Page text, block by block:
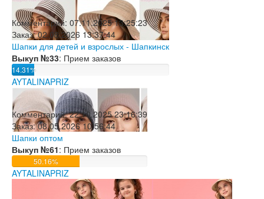
Комментарий: 07.11.2025 13:25:23
Заказ:02.08.2026 13:37:44
Шапки для детей и взрослых - Шапкинск
Выкуп №33: Прием заказов
14.31%
AYTALINAPRIZ
Комментарий:22.10.2025 23:16:39
Заказ:08.05.2026 10:56:44
Шапки оптом
Выкуп №61: Прием заказов
50.16%
AYTALINAPRIZ